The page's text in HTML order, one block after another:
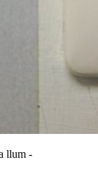
llum -